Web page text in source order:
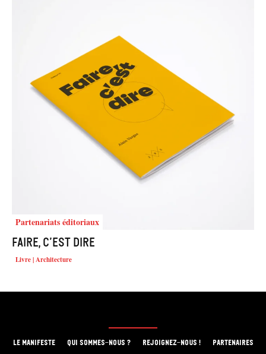
Partenariats éditoriaux
Faire, c’est dire
Livre | Architecture
LE MANIFESTE QUI SOMMES-NOUS ? REJOIGNEZ-NOUS ! PARTENAIRES